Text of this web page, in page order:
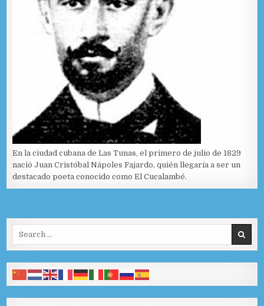
En la ciudad cubana de Las Tunas, el primero de julio de 1829
nació Juan Cristóbal Nápoles Fajardo, quién llegaría a ser un
destacado poeta conocido como El Cucalambé.
Search for: